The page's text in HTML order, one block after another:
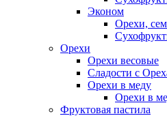
Эконом
Орехи,
Орехи
Орехи весовые
Сладости с
Орехи в меду
Орехи в
Фруктовая пастила